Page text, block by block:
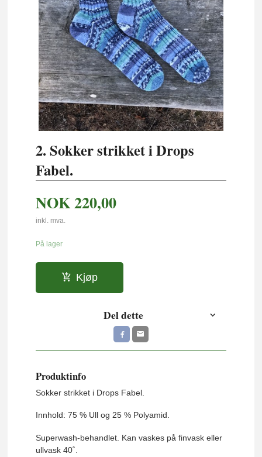
2. Sokker strikket i Drops
Fabel.
NOK220,00
inkl. mva.
På lager
Kjøp
Del dette
Produktinfo
Sokker strikket i Drops Fabel.
Innhold: 75 % Ull og 25 % Polyamid.
Superwash-behandlet. Kan vaskes på finvask eller
ullvask 40˚.